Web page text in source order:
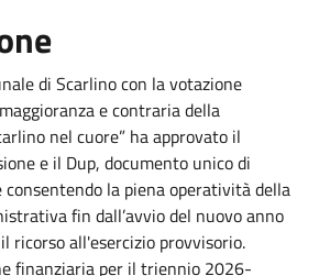
di Scarlino con la votazione
e contraria della
nel cuore” ha approvato il
e il Dup, documento unico di
consentendo la piena operatività della
fin dall’avvio del nuovo anno
ricorso all'esercizio provvisorio.
finanziaria per il triennio 2026-